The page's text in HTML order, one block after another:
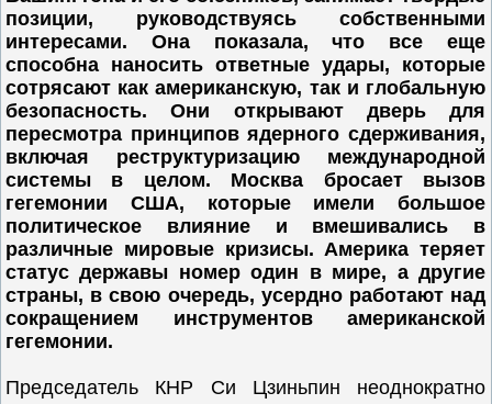
позиции, руководствуясь собственными
интересами. Она показала, что все еще
способна наносить ответные удары, которые
сотрясают как американскую, так и глобальную
безопасность. Они открывают дверь для
пересмотра принципов ядерного сдерживания,
включая реструктуризацию международной
системы в целом. Москва бросает вызов
гегемонии США, которые имели большое
политическое влияние и вмешивались в
различные мировые кризисы. Америка теряет
статус державы номер один в мире, а другие
страны, в свою очередь, усердно работают над
сокращением инструментов американской
гегемонии.
Председатель КНР Си Цзиньпин неоднократно